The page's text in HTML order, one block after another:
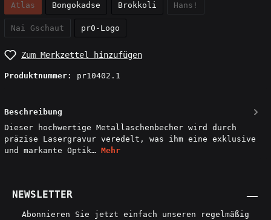
Atlas Bongokadse Brokkoli Hans!
Nai Gschaut pr0-Logo
Zum Merkzettel hinzufügen
Produktnummer: pr10402.1
Beschreibung
Dieser hochwertige Metallaschenbecher wird durch
präzise Lasergravur veredelt, was ihm eine exklusive
und markante Optik… Mehr
NEWSLETTER
Abonnieren Sie jetzt einfach unseren regelmäßig